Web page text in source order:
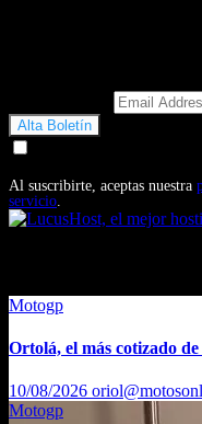
Al suscribirte, aceptas nuestra
servicio.
Motogp
Ortolá, el más cotizado
10/08/2026
Motogp